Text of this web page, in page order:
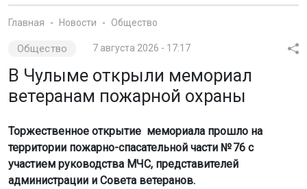
Главная Новости Общество
Общество 7 августа 2026 - 17:17
В Чулыме открыли мемориал
ветеранам пожарной охраны
Торжественное открытие мемориала прошло на
территории пожарно-спасательной части № 76 с
участием руководства МЧС, представителей
администрации и Совета ветеранов.